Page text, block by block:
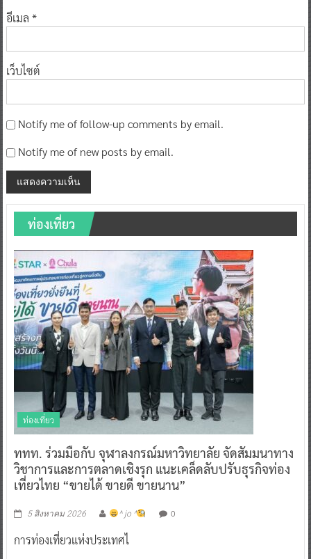
อีเมล *
เว็บไซต์
Notify me of follow-up comments by email.
Notify me of new posts by email.
ท่องเที่ยว
ท่องเที่ยว
ททท. ร่วมมือกับ จุฬาลงกรณ์มหาวิทยาลัย จัดสัมมนาทาง
วิชาการและการตลาดเชิงรุก แนะเคล็ดลับปรับธุรกิจท่อง
เที่ยวไทย “ขายได้ ขายดี ขายนาน”
5 สิงหาคม 2026 ^ jo ^ 0
การท่องเที่ยวแห่งประเทศไ